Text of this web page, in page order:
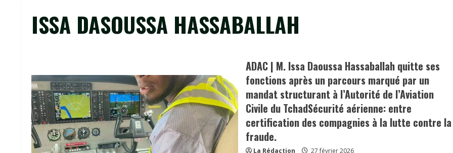
ISSA DASOUSSA HASSABALLAH
ADAC | M. Issa Daoussa Hassaballah quitte ses
fonctions après un parcours marqué par un
mandat structurant à l’Autorité de l’Aviation
Civile du TchadSécurité aérienne: entre
certification des compagnies à la lutte contre la
fraude.
La Rédaction 27 février 2026